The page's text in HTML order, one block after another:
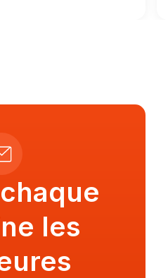
les